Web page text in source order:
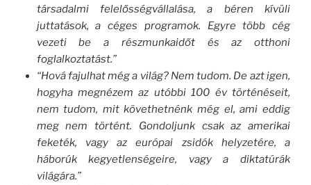
társadalmi felelősségvállalása, a béren kívüli
juttatások, a céges programok. Egyre több cég
vezeti be a részmunkaidőt és az otthoni
foglalkoztatást.”
“Hová fajulhat még a világ? Nem tudom. De azt igen,
hogyha megnézem az utóbbi 100 év történéseit,
nem tudom, mit követhetnénk még el, ami eddig
meg nem történt. Gondoljunk csak az amerikai
feketék, vagy az európai zsidók helyzetére, a
háborúk kegyetlenségeire, vagy a diktatúrák
világára.”